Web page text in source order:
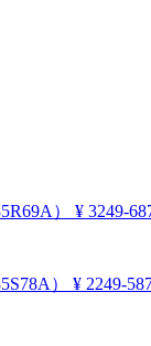
） ¥ 3249-
） ¥ 2249-